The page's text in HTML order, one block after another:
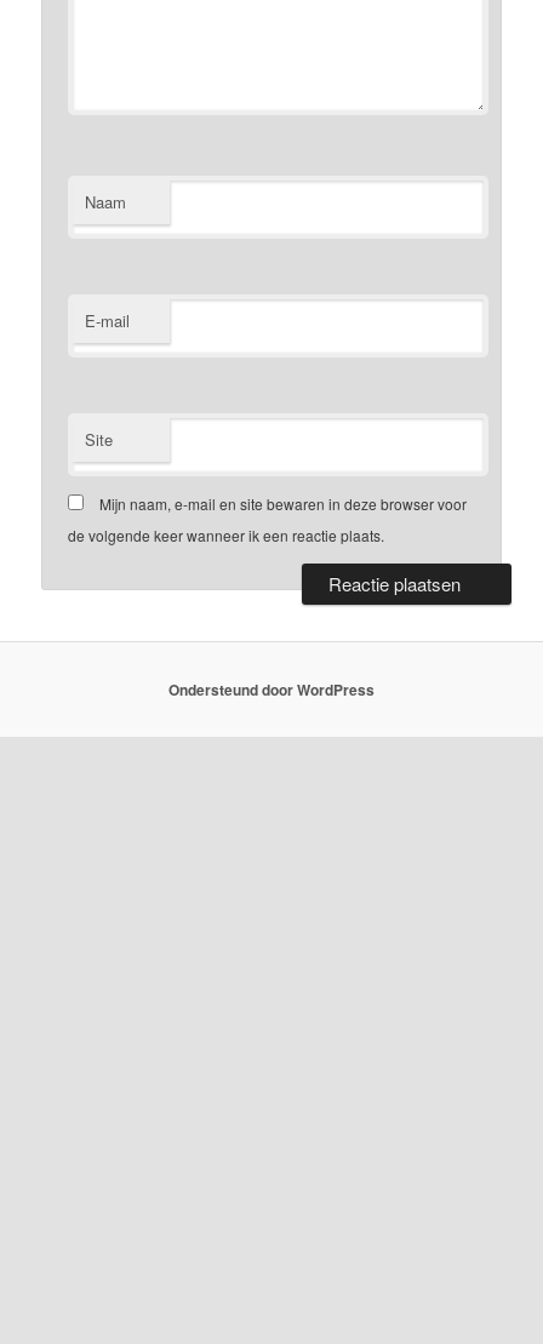
Naam
E-mail
Site
Mijn naam, e-mail en site bewaren in deze browser voor
de volgende keer wanneer ik een reactie plaats.
Ondersteund door WordPress